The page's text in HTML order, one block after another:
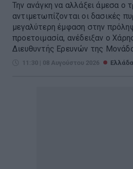
Την ανάγκη να αλλάξει άμεσα ο
αντιμετωπίζονται οι δασικές
μεγαλύτερη έμφαση στην
προετοιμασία, ανέδειξαν ο
Διευθυντής Ερευνών της
11:30 | 08 Αυγούστου 2026 Ελλάδα